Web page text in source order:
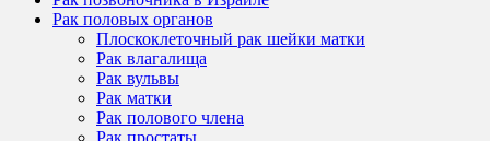
Рак половых органов
Плоскоклеточный рак шейки матки
Рак влагалища
Рак вульвы
Рак матки
Рак полового члена
Рак простаты